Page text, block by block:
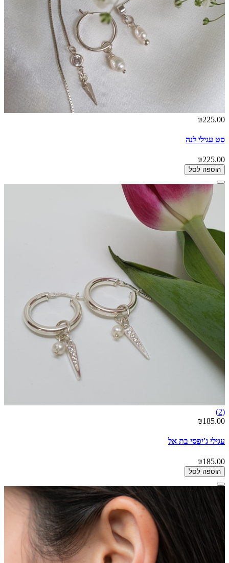
₪225.00
סט עגילי לנה
₪225.00
הוספה לסל
(2)
₪185.00
עגילי ג'יפסי בת אל
₪185.00
הוספה לסל